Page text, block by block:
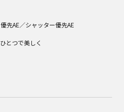
先AE／シャッター優先AE
とつで美しく